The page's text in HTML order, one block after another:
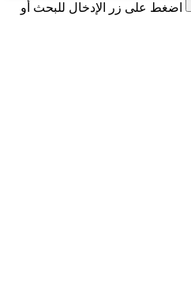
اضغط على زر الإدخال للبحث أو